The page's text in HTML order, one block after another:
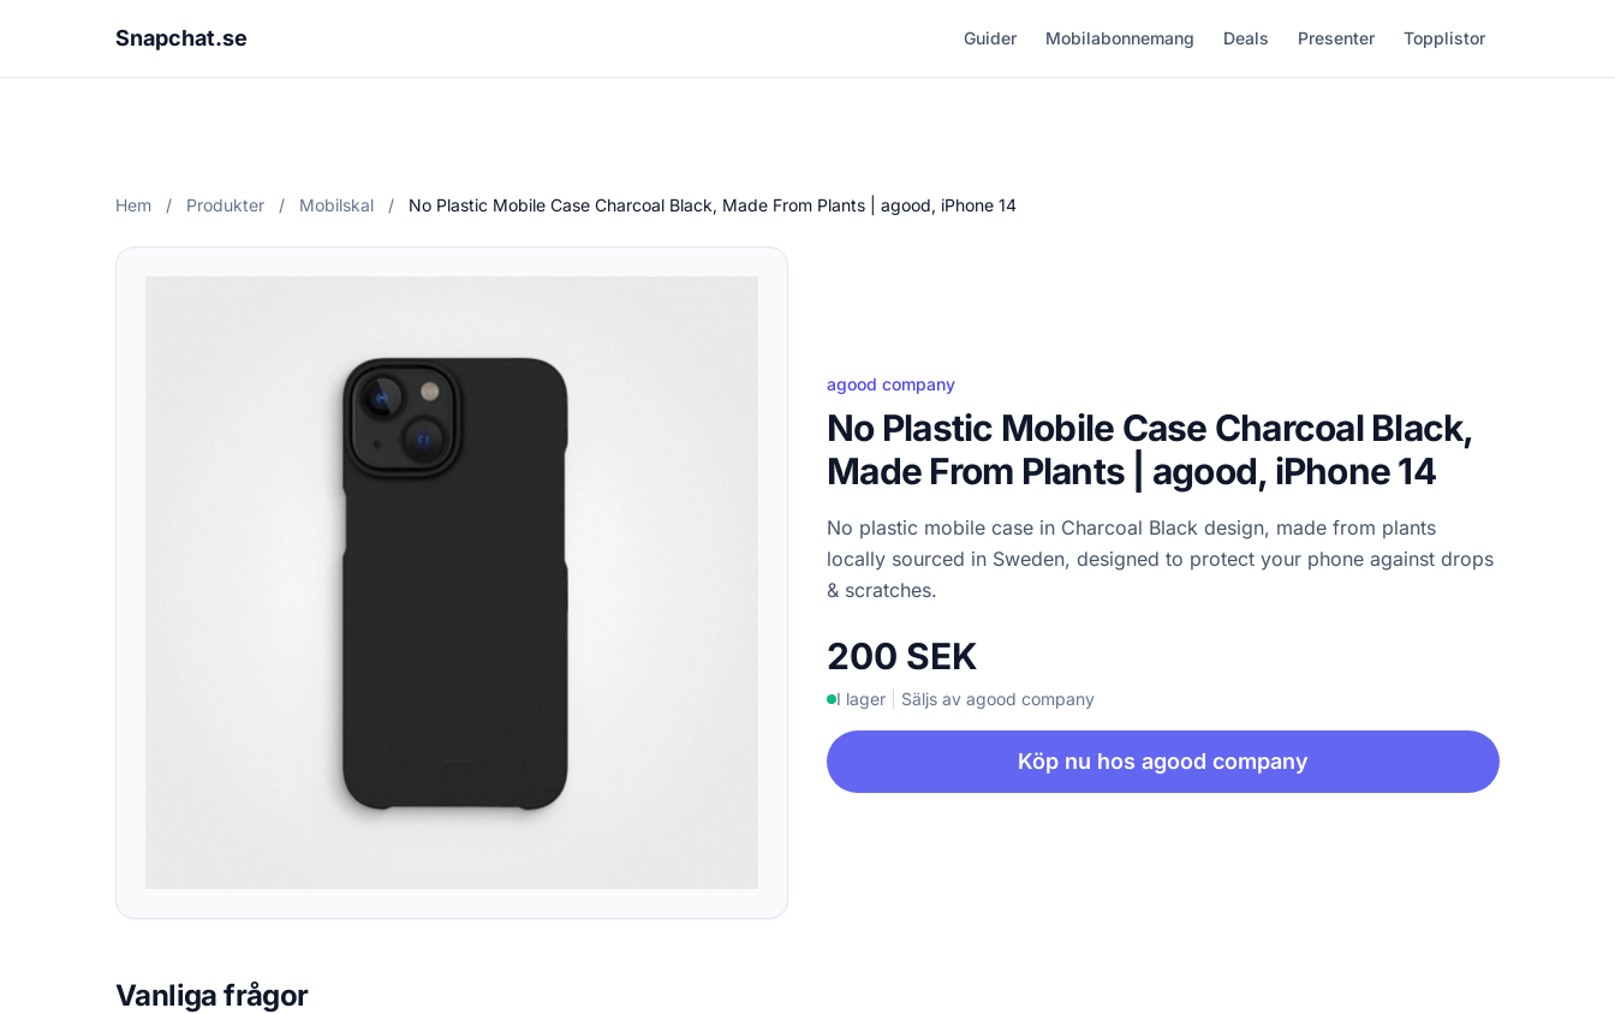
Snapchat.se Guider Mobilabonnemang Deals Presenter Topplistor
Hem / Produkter / Mobilskal / No Plastic Mobile Case Charcoal Black, Made From Plants | agood, iPhone 14
agood company
No Plastic Mobile Case Charcoal Black,
Made From Plants | agood, iPhone 14
No plastic mobile case in Charcoal Black design, made from plants
locally sourced in Sweden, designed to protect your phone against drops
& scratches.
200 SEK
I lager Säljs av agood company
Köp nu hos agood company
Vanliga frågor